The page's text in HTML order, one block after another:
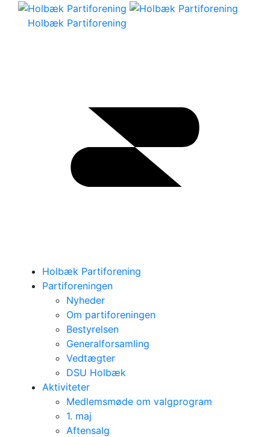
Holbæk Partiforening
Holbæk Partiforening
Partiforeningen
Nyheder
Om partiforeningen
Bestyrelsen
Generalforsamling
Vedtægter
DSU Holbæk
Aktiviteter
Medlemsmøde om valgprogram
1. maj
Aftensalg